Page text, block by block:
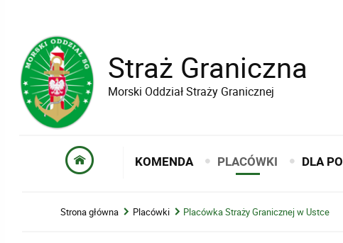
Straż Graniczna
Morski Oddział Straży Granicznej
KOMENDA PLACÓWKI DLA
Strona główna Placówki Placówka Straży Granicznej w Ustce